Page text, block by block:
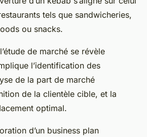
tels que sandwicheries,
ou snacks.
de marché se révèle
l’identification des
de la part de marché
de la clientèle cible, et la
optimal.
d’un business plan